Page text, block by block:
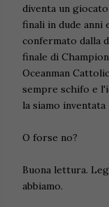
diventa un
finali in dude anni
confermato dalla
finale di
Oceanman
sempre schifo e
la siamo
O forse no?
Buona lettura.
abbiamo.